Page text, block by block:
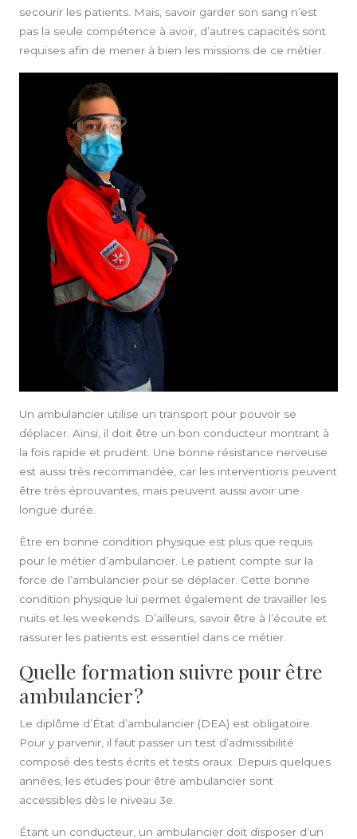
secourir les patients . Mais, savoir garder son sang n’est
pas la seule compétence à avoir, d’autres capacités sont
requises afin de mener à bien les missions de ce métier.
Un ambulancier utilise untransport pour pouvoir se
déplacer. Ainsi, il doit être un bon conducteur montrant à
la fois rapide et prudent. Une bonne résistance nerveuse
est aussi très recommandée, car les interventions peuvent
être très éprouvantes, mais peuvent aussi avoir une
longue durée.
Être en bonne condition physique est plus que requis
pour le métier d’ambulancier . Le patient compte sur la
force de l’ambulancier pour se déplacer. Cette bonne
condition physique lui permet également de travailler les
nuits et les weekends. D’ailleurs, savoir être à l’écoute et
rassurer les patients est essentiel dans ce métier.
Quelle formation suivre pour être
ambulancier ?
Le diplôme d’État d’ambulancier (DEA) est obligatoire.
Pour y parvenir, il faut passer un test d’admissibilité
composé des tests écrits et tests oraux. Depuis quelques
années, les études pour être ambulancier sont
accessibles dès le niveau 3e.
Étant un conducteur, un ambulancier doit disposer d’un